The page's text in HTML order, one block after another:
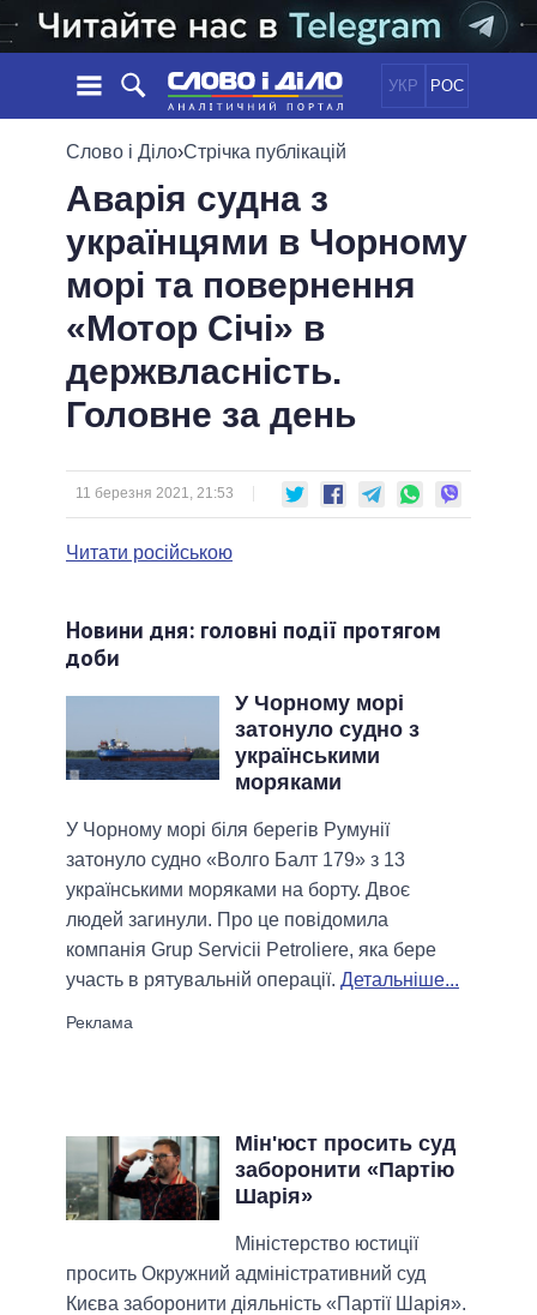
УКР РОС
НОВИНИ
СТРІЧКА
ПОДІЇ
СТАТТІ
ДУМКИ
ОГЛЯДИ
ДАЙДЖЕСТИ
ПОЛІТИКА
ЕКОНОМІКА
СУСПІЛЬСТВО
СВІТ
ОБIЦЯНКИ
ПОЛIТИКИ
УСІ ПОЛІТИКИ
ПРЕЗИДЕНТ І ОФІС
ВЕРХОВНА РАДА
КАБІНЕТ МІНІСТРІВ
МЕРИ МІСТ
ВСІ ПЕРСОНИ
ІНФОГРАФІКА
ВІДЕО
ПІДТРИМАТИ
ПОРІВНЯННЯ ПОЛІТИКІВ
Слово і Діло›Стрічка публікацій
Аварія судна з
українцями в Чорному
морі та повернення
«Мотор Січі» в
держвласність.
Головне за день
11 березня 2021, 21:53
Читати російською
Новини дня: головні події протягом
доби
У Чорному морі
затонуло судно з
українськими
моряками
У Чорному морі біля берегів Румунії
затонуло судно «Волго Балт 179» з 13
українськими моряками на борту. Двоє
людей загинули. Про це повідомила
компанія Grup Servicii Petroliere, яка бере
участь в рятувальній операції. Детальніше...
Мін'юст просить суд
заборонити «Партію
Шарія»
Міністерство юстиції
просить Окружний адміністративний суд
Києва заборонити діяльність «Партії Шарія».